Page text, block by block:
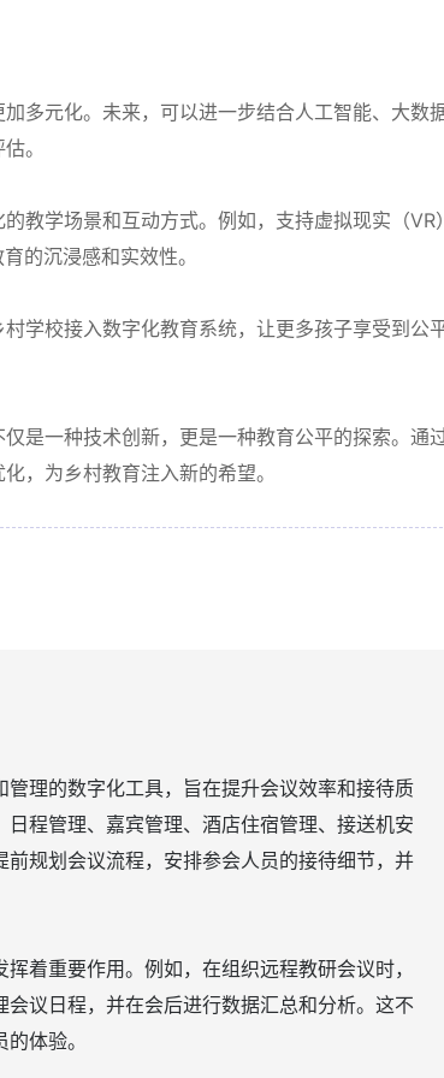
多元化。未来，可以进一步结合人工智能、大数
。
教学场景和互动方式。例如，支持虚拟现实（VR）
的沉浸感和实效性。
学校接入数字化教育系统，让更多孩子享受到公
是一种技术创新，更是一种教育公平的探索。通
，为乡村教育注入新的希望。
理的数字化工具，旨在提升会议效率和接待质
程管理、嘉宾管理、酒店住宿管理、接送机安
规划会议流程，安排参会人员的接待细节，并
着重要作用。例如，在组织远程教研会议时，
议日程，并在会后进行数据汇总和分析。这不
体验。